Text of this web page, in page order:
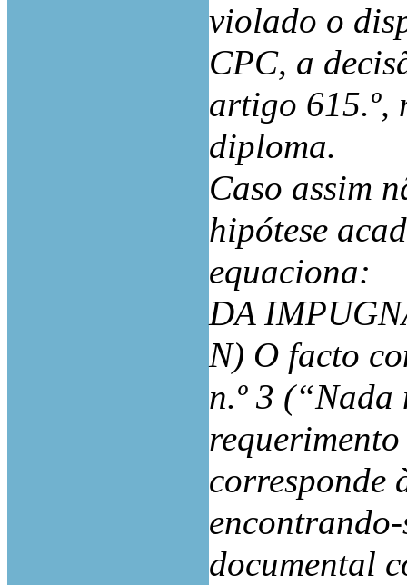
violado o
CPC, a
artigo 615.º,
diploma.
Caso assim
hipótese
equaciona:
DA
N) O facto
n.º 3
corresponde
documental